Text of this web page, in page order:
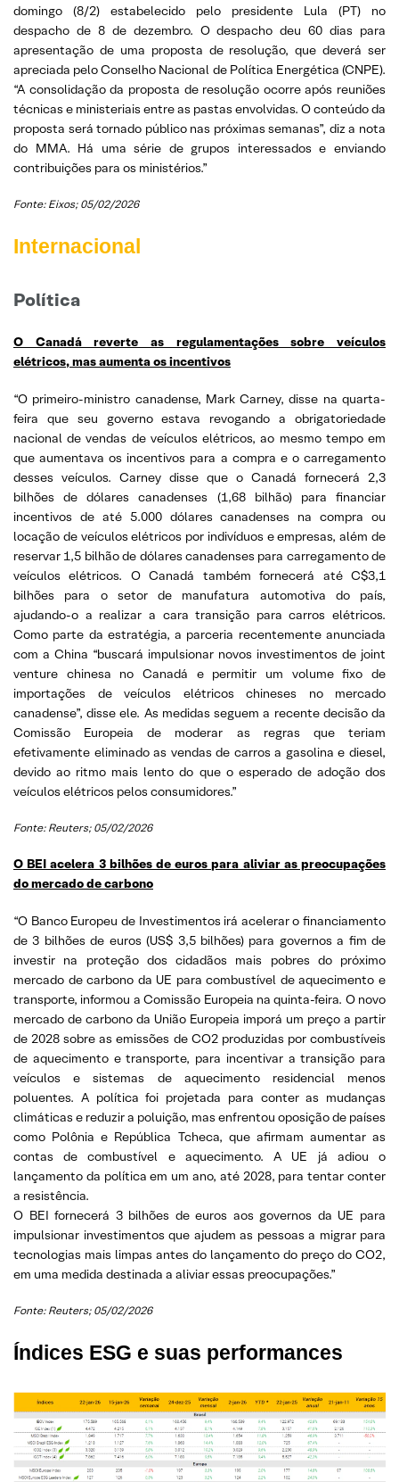
domingo (8/2) estabelecido pelo presidente Lula (PT) no
despacho de 8 de dezembro. O despacho deu 60 dias para
apresentação de uma proposta de resolução, que deverá ser
apreciada pelo Conselho Nacional de Política Energética (CNPE).
“A consolidação da proposta de resolução ocorre após reuniões
técnicas e ministeriais entre as pastas envolvidas. O conteúdo da
proposta será tornado público nas próximas semanas”, diz a nota
do MMA. Há uma série de grupos interessados e enviando
contribuições para os ministérios.”
Fonte: Eixos; 05/02/2026
Internacional
Política
O Canadá reverte as regulamentações sobre veículos
elétricos, mas aumenta os incentivos
“O primeiro-ministro canadense, Mark Carney, disse na quarta-
feira que seu governo estava revogando a obrigatoriedade
nacional de vendas de veículos elétricos, ao mesmo tempo em
que aumentava os incentivos para a compra e o carregamento
desses veículos. Carney disse que o Canadá fornecerá 2,3
bilhões de dólares canadenses (1,68 bilhão) para financiar
incentivos de até 5.000 dólares canadenses na compra ou
locação de veículos elétricos por indivíduos e empresas, além de
reservar 1,5 bilhão de dólares canadenses para carregamento de
veículos elétricos. O Canadá também fornecerá até C$3,1
bilhões para o setor de manufatura automotiva do país,
ajudando-o a realizar a cara transição para carros elétricos.
Como parte da estratégia, a parceria recentemente anunciada
com a China “buscará impulsionar novos investimentos de joint
venture chinesa no Canadá e permitir um volume fixo de
importações de veículos elétricos chineses no mercado
canadense”, disse ele. As medidas seguem a recente decisão da
Comissão Europeia de moderar as regras que teriam
efetivamente eliminado as vendas de carros a gasolina e diesel,
devido ao ritmo mais lento do que o esperado de adoção dos
veículos elétricos pelos consumidores.”
Fonte: Reuters; 05/02/2026
O BEI acelera 3 bilhões de euros para aliviar as preocupações
do mercado de carbono
“O Banco Europeu de Investimentos irá acelerar o financiamento
de 3 bilhões de euros (US$ 3,5 bilhões) para governos a fim de
investir na proteção dos cidadãos mais pobres do próximo
mercado de carbono da UE para combustível de aquecimento e
transporte, informou a Comissão Europeia na quinta-feira. O novo
mercado de carbono da União Europeia imporá um preço a partir
de 2028 sobre as emissões de CO2 produzidas por combustíveis
de aquecimento e transporte, para incentivar a transição para
veículos e sistemas de aquecimento residencial menos
poluentes. A política foi projetada para conter as mudanças
climáticas e reduzir a poluição, mas enfrentou oposição de países
como Polônia e República Tcheca, que afirmam aumentar as
contas de combustível e aquecimento. A UE já adiou o
lançamento da política em um ano, até 2028, para tentar conter
a resistência.
O BEI fornecerá 3 bilhões de euros aos governos da UE para
impulsionar investimentos que ajudem as pessoas a migrar para
tecnologias mais limpas antes do lançamento do preço do CO2,
em uma medida destinada a aliviar essas preocupações.”
Fonte: Reuters; 05/02/2026
Índices ESG e suas performances